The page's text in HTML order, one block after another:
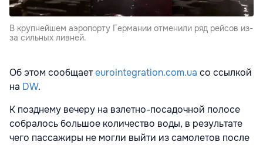
В крупнейшем аэропорту Германии отменили ряд рейсов из-
за сильных ливней.
Об этом сообщаетeurointegration.com.ua со ссылкой
на DW.
К позднему вечеру на взлетно-посадочной полосе
собралось большое количество воды, в результате
чего пассажиры не могли выйти из самолетов после